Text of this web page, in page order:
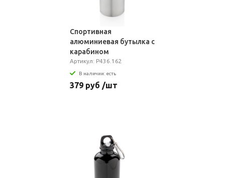
Спортивная
алюминиевая бутылка с
карабином
Артикул: P436.162
В наличии: есть
379 руб /шт